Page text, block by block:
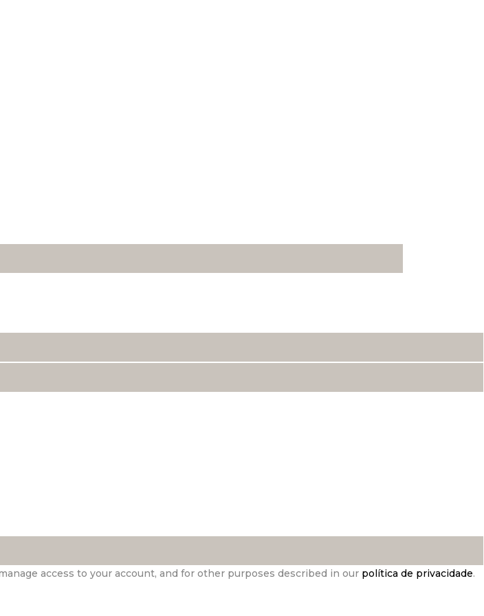
access to your account, and for other purposes described in our política de privacidade.